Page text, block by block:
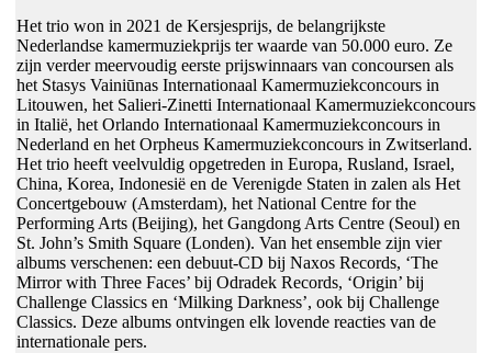
Het trio won in 2021 de Kersjesprijs, de belangrijkste
Nederlandse kamermuziekprijs ter waarde van 50.000 euro. Ze
zijn verder meervoudig eerste prijswinnaars van concoursen als
het Stasys Vainiūnas Internationaal Kamermuziekconcours in
Litouwen, het Salieri-Zinetti Internationaal Kamermuziekconcours
in Italië, het Orlando Internationaal Kamermuziekconcours in
Nederland en het Orpheus Kamermuziekconcours in Zwitserland.
Het trio heeft veelvuldig opgetreden in Europa, Rusland, Israel,
China, Korea, Indonesië en de Verenigde Staten in zalen als Het
Concertgebouw (Amsterdam), het National Centre for the
Performing Arts (Beijing), het Gangdong Arts Centre (Seoul) en
St. John’s Smith Square (Londen). Van het ensemble zijn vier
albums verschenen: een debuut-CD bij Naxos Records, ‘The
Mirror with Three Faces’ bij Odradek Records, ‘Origin’ bij
Challenge Classics en ‘Milking Darkness’, ook bij Challenge
Classics. Deze albums ontvingen elk lovende reacties van de
internationale pers.